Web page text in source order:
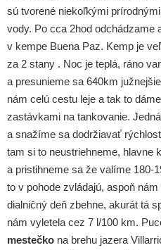
sú tvorené niekoľkými
vody. Po cca 2hod odchádzame
v kempe Buena Paz. Kemp je
za 2 stany . Noc je teplá, ráno
a presunieme sa 640km
nám celú cestu leje a tak to
zastávkami na tankovanie.
a snažíme sa dodržiavať
tam si to neustriehneme,
a pristihneme sa že valíme 180-
to v pohode zvládajú, aspoň
dialničný deň zbehne, akurát tá
nám vyletela cez 7 l/100 km.
mestečko na brehu jazera